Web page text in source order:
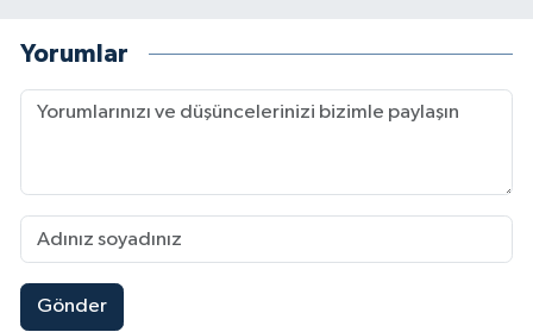
Yorumlar
Gönder